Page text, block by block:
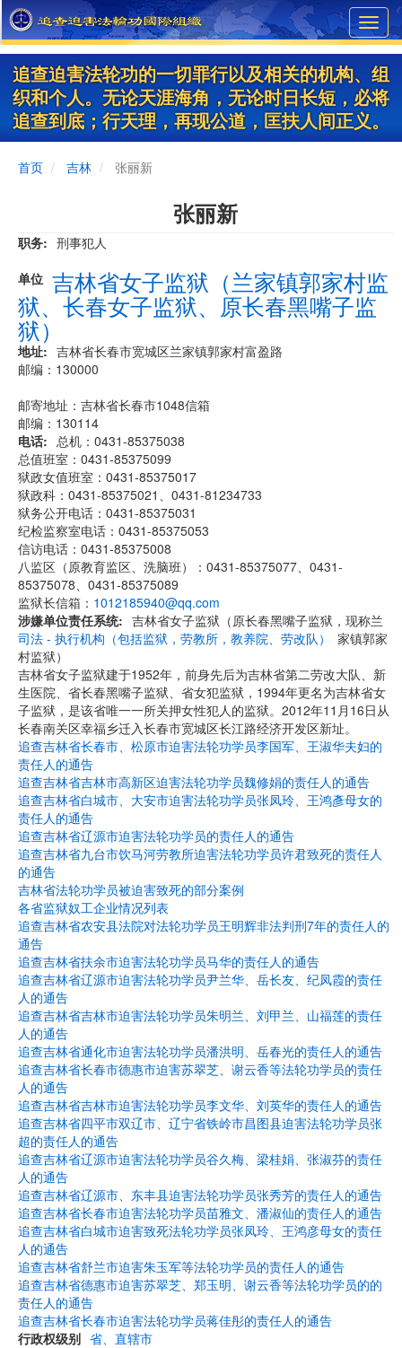
Skip
to
main
content
追查迫害法轮功的一切罪行以及相关的机构、组
织和个人。无论天涯海角，无论时日长短，必将
追查到底；行天理，再现公道，匡扶人间正义。
首页 吉林 张丽新
张丽新
职务
刑事犯人
单位 吉林省女子监狱（兰家镇郭家村监
狱、长春女子监狱、原长春黑嘴子监
狱）
地址
吉林省长春市宽城区兰家镇郭家村富盈路
邮编：130000
邮寄地址：吉林省长春市1048信箱
邮编：130114
电话
总机：0431-85375038
总值班室：0431-85375099
狱政女值班室：0431-85375017
狱政科：0431-85375021、0431-81234733
狱务公开电话：0431-85375031
纪检监察室电话：0431-85375053
信访电话：0431-85375008
八监区（原教育监区、洗脑班）：0431-85375077、0431-
85375078、0431-85375089
监狱长信箱： 1012185940@qq.com
涉嫌单位责任系统
司法 - 执行机构（包括监狱，劳教所，教养院、劳改队）
吉林省女子监狱（原长春黑嘴子监狱，现称兰
家镇郭家
村监狱）
吉林省女子监狱建于1952年，前身先后为吉林省第二劳改大队、新
生医院、省长春黑嘴子监狱、省女犯监狱，1994年更名为吉林省女
子监狱，是该省唯一一所关押女性犯人的监狱。2012年11月16日从
长春南关区幸福乡迁入长春市宽城区长江路经济开发区新址。
追查吉林省长春市、松原市迫害法轮功学员李国军、王淑华夫妇的
责任人的通告
追查吉林省吉林市高新区迫害法轮功学员魏修娟的责任人的通告
追查吉林省白城市、大安市迫害法轮功学员张凤玲、王鸿彥母女的
责任人的通告
追查吉林省辽源市迫害法轮功学员的责任人的通告
追查吉林省九台市饮马河劳教所迫害法轮功学员许君致死的责任人
的通告
吉林省法轮功学员被迫害致死的部分案例
各省监狱奴工企业情况列表
追查吉林省农安县法院对法轮功学员王明辉非法判刑7年的责任人的
通告
追查吉林省扶余市迫害法轮功学员马华的责任人的通告
追查吉林省辽源市迫害法轮功学员尹兰华、岳长友、纪凤霞的责任
人的通告
追查吉林省吉林市迫害法轮功学员朱明兰、刘甲兰、山福莲的责任
人的通告
追查吉林省通化市迫害法轮功学员潘洪明、岳春光的责任人的通告
追查吉林省长春市德惠市迫害苏翠芝、谢云香等法轮功学员的责任
人的通告
追查吉林省吉林市迫害法轮功学员李文华、刘英华的责任人的通告
追查吉林省四平市双辽市、辽宁省铁岭市昌图县迫害法轮功学员张
超的责任人的通告
追查吉林省辽源市迫害法轮功学员谷久梅、梁桂娟、张淑芬的责任
人的通告
追查吉林省辽源市、东丰县迫害法轮功学员张秀芳的责任人的通告
追查吉林省长春市迫害法轮功学员苗雅文、潘淑仙的责任人的通告
追查吉林省白城市迫害致死法轮功学员张凤玲、王鸿彦母女的责任
人的通告
追查吉林省舒兰市迫害朱玉军等法轮功学员的责任人的通告
追查吉林省德惠市迫害苏翠芝、郑玉明、谢云香等法轮功学员的的
责任人的通告
追查吉林省长春市迫害法轮功学员蒋佳彤的责任人的通告
行政权级别 省、直辖市